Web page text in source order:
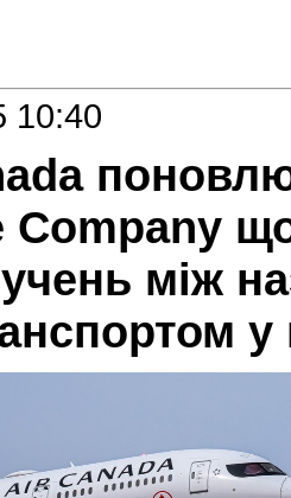
10:40
Company
між
у